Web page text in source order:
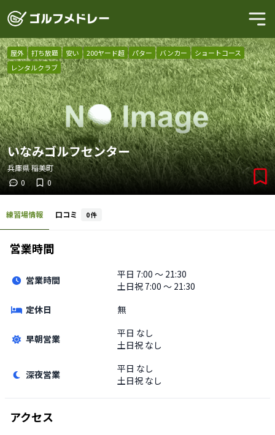
屋外 打ち放題 安い 200ヤード超 パター バンカー
ショートコース
レンタルクラブ
いなみゴルフセンター
兵庫県稲美町
0
0
練習場情報 口コミ 0件
営業時間
営業時間 平日 7:00 〜 21:30
土日祝 7:00 〜 21:30
定休日
無
早朝営業 平日 なし
土日祝 なし
深夜営業 平日 なし
土日祝 なし
アクセス